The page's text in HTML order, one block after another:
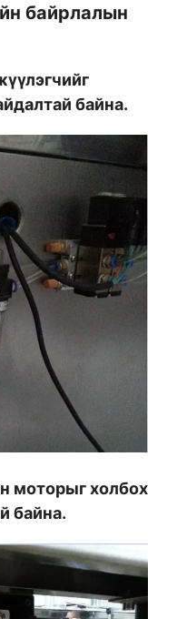
байрлалын
байна.
моторыг холбох
байна.